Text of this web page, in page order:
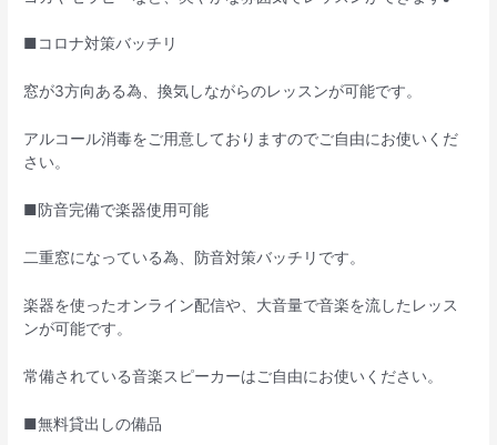
■コロナ対策バッチリ
窓が3方向ある為、換気しながらのレッスンが可能です。
アルコール消毒をご用意しておりますのでご自由にお使いくだ
さい。
■防音完備で楽器使用可能
二重窓になっている為、防音対策バッチリです。
楽器を使ったオンライン配信や、大音量で音楽を流したレッス
ンが可能です。
常備されている音楽スピーカーはご自由にお使いください。
■無料貸出しの備品